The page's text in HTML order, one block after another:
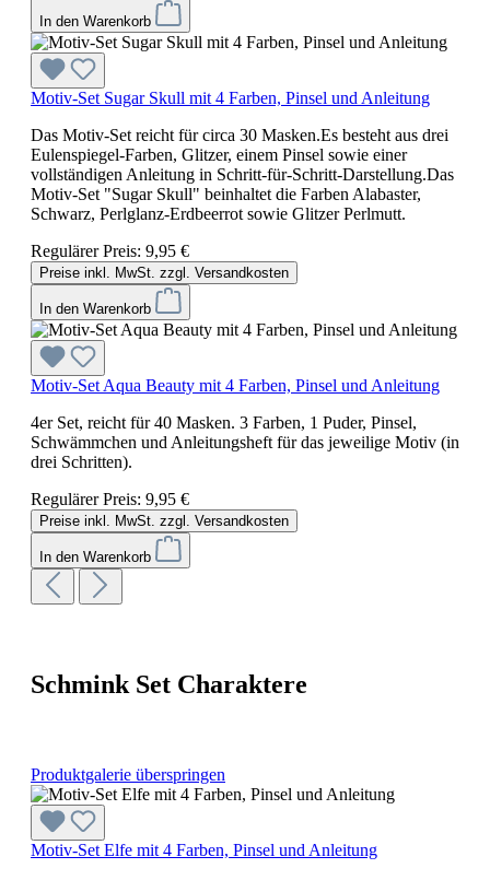
In den Warenkorb
Motiv-Set Sugar Skull mit 4 Farben, Pinsel und Anleitung
Das Motiv-Set reicht für circa 30 Masken.Es besteht aus drei
Eulenspiegel-Farben, Glitzer, einem Pinsel sowie einer
vollständigen Anleitung in Schritt-für-Schritt-Darstellung.Das
Motiv-Set "Sugar Skull" beinhaltet die Farben Alabaster,
Schwarz, Perlglanz-Erdbeerrot sowie Glitzer Perlmutt.
Regulärer Preis: 9,95 €
Preise inkl. MwSt. zzgl. Versandkosten
In den Warenkorb
Motiv-Set Aqua Beauty mit 4 Farben, Pinsel und Anleitung
4er Set, reicht für 40 Masken. 3 Farben, 1 Puder, Pinsel,
Schwämmchen und Anleitungsheft für das jeweilige Motiv (in
drei Schritten).
Regulärer Preis: 9,95 €
Preise inkl. MwSt. zzgl. Versandkosten
In den Warenkorb
Schmink Set Charaktere
Produktgalerie überspringen
Motiv-Set Elfe mit 4 Farben, Pinsel und Anleitung